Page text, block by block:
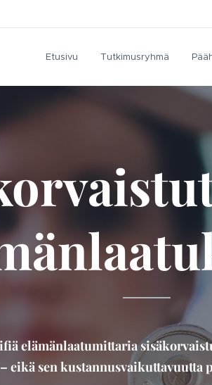
Etusivu Tutkimusryhmä
elämänlaatumittaria
eikä sen kustannusvaikuttavuutta